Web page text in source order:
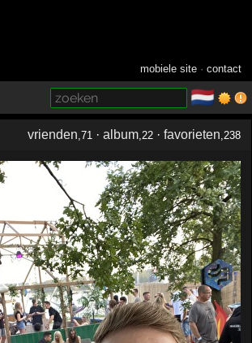
mobiele site ·contact
🇳🇱
vrienden ,71 ·album ,22 ·favorieten ,238